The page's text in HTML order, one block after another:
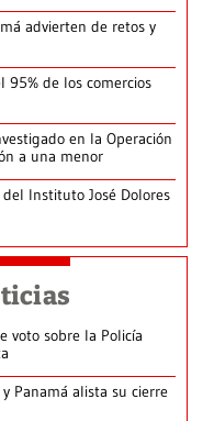
advierten de retos y
95% de los comercios
en la Operación
a una menor
Instituto José Dolores
voto sobre la Policía
Panamá alista su cierre